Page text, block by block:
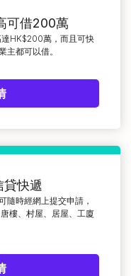
可借200萬
HK$200萬，而且可快
主都可以借。
貸快遞
隨時經網上提交申請，
樓、村屋、居屋、工廈